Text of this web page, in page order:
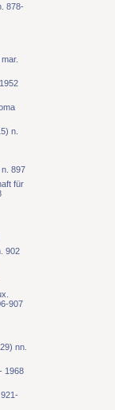
878-
n.
897
für
902
907
nn.
1968